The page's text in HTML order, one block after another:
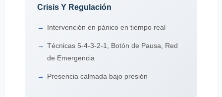
Crisis Y Regulación
Intervención en pánico en tiempo real
Técnicas 5-4-3-2-1, Botón de Pausa, Red
de Emergencia
Presencia calmada bajo presión